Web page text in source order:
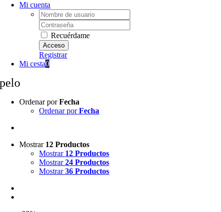
Mi cuenta
Username:
Password:
Recuérdame
Registrar
Mi cesta0
pelo
Ordenar porFecha
Ordenar porFecha
Mostrar 12 Productos
Mostrar 12 Productos
Mostrar24 Productos
Mostrar36 Productos